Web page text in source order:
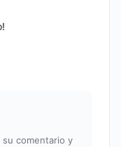
su comentario y